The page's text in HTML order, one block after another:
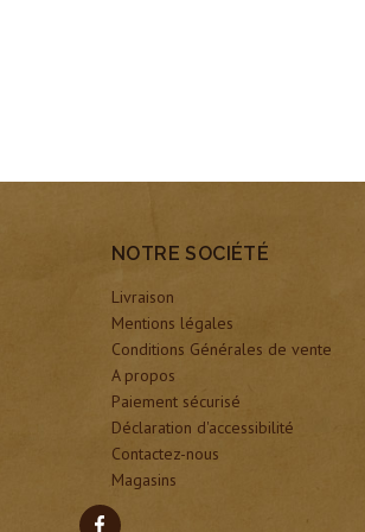
NOTRE SOCIÉTÉ
Livraison
Mentions légales
Conditions Générales de vente
A propos
Paiement sécurisé
Déclaration d'accessibilité
Contactez-nous
Magasins